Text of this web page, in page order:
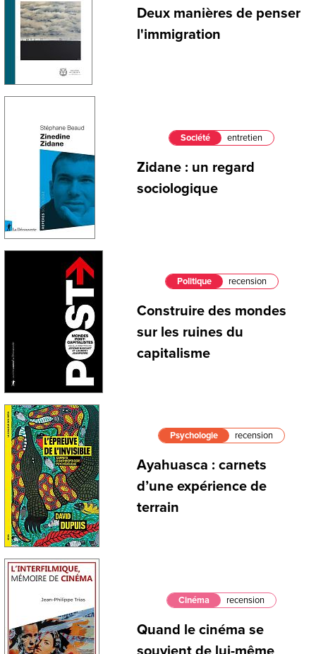
Deux manières de penser
l'immigration
Société entretien
Zidane : un regard
sociologique
Politique recension
Construire des mondes
sur les ruines du
capitalisme
Psychologie recension
Ayahuasca : carnets
d’une expérience de
terrain
Cinéma recension
Quand le cinéma se